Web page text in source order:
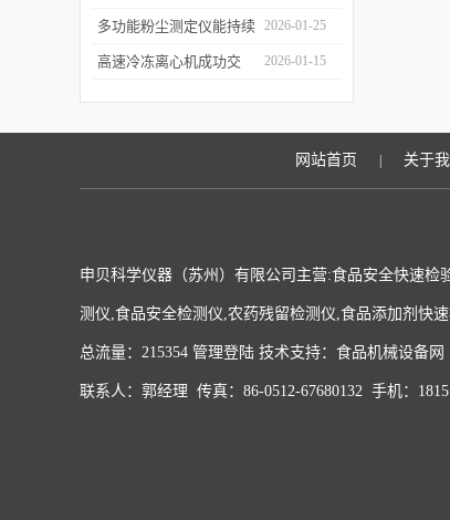
科学仪器水质在线监测仪
成功签约沪上客户
多功能粉尘测定仪能持续
监测粉尘浓度，实时显示
2026-01-25
高速冷冻离心机成功交
发与精准检测
2026-01-15
网站首页 关于我
申贝科学仪器（苏州）有限公司主营:食品安全快速
测仪,食品安全检测仪,农药残留检测仪,食品添加剂快
总流量：215354 管理登陆 技术支持： 食品机械设备网
联系人：郭经理 传真：86-0512-67680132 手机：